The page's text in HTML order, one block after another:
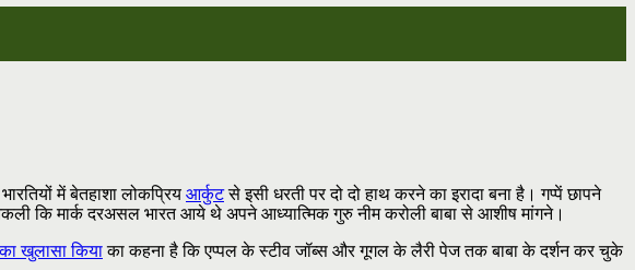
में बेतहाशा लोकप्रिय आर्कुटसे इसी धरती पर दो दो हाथ करने का इरादा बना है। गप्पें छापने
कि मार्क दरअसल भारत आये थे अपने आध्यात्मिक गुरु नीम करोली बाबा से आशीष मांगने।
खुलासा कियाका कहना है कि एप्पल के स्टीव जॉब्स और गूगल के लैरी पेज तक बाबा के दर्शन कर चुके